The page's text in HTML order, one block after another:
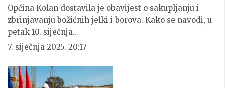
Općina Kolan dostavila je obavijest o sakupljanju i
zbrinjavanju božićnih jelki i borova. Kako se navodi, u
petak 10. siječnja…
7. siječnja 2025. 20:17